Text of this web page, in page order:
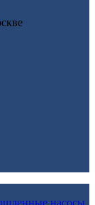
насосы